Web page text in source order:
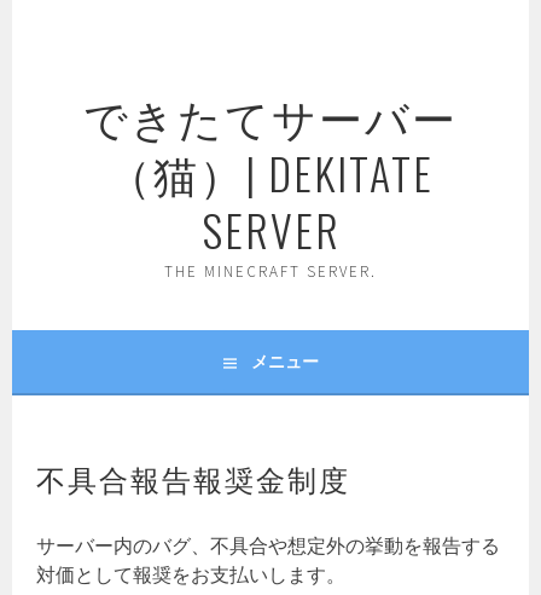
できたてサーバー
（猫）| DEKITATE
SERVER
THE MINECRAFT SERVER.
メニュー
不具合報告報奨金制度
サーバー内のバグ、不具合や想定外の挙動を報告する
対価として報奨をお支払いします。